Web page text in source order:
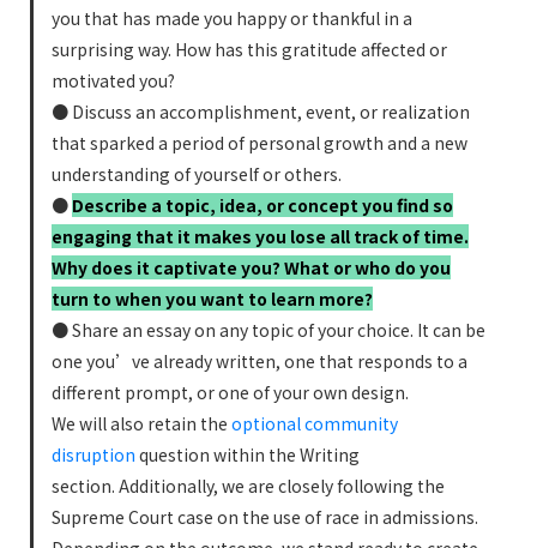
you that has made you happy or thankful in a
surprising way. How has this gratitude affected or
motivated you?
● Discuss an accomplishment, event, or realization
that sparked a period of personal growth and a new
understanding of yourself or others.
● Describe a topic, idea, or concept you find so
engaging that it makes you lose all track of time.
Why does it captivate you? What or who do you
turn to when you want to learn more?
● Share an essay on any topic of your choice. It can be
one you’ve already written, one that responds to a
different prompt, or one of your own design.
We will also retain the optional community
disruption question within the Writing
section. Additionally, we are closely following the
Supreme Court case on the use of race in admissions.